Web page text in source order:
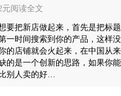
元阅读全文
要把新店做起来，首先是把标
一时间搜索到你的产品，这样
的店铺就会火起来，在中国从
的是一个创新的思路，如果你
别人卖的好…